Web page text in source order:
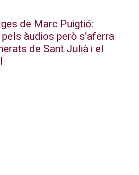
de Marc Puigtió:
àudios però s’aferra
de Sant Julià i el